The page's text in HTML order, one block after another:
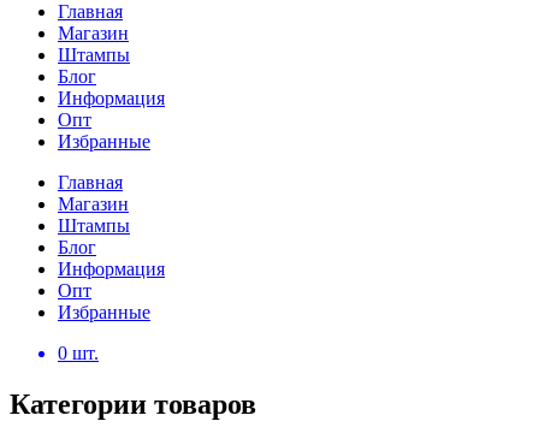
Главная
Магазин
Штампы
Блог
Информация
Опт
Избранные
Главная
Магазин
Штампы
Блог
Информация
Опт
Избранные
0 шт.
Категории товаров